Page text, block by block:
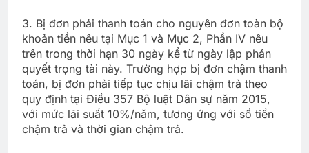
3. Bị đơn phải thanh toán cho nguyên đơn toàn bộ
khoản tiền nêu tại Mục 1 và Mục 2, Phần IV nêu
trên trong thời hạn 30 ngày kể từ ngày lập phán
quyết trọng tài này. Trường hợp bị đơn chậm thanh
toán, bị đơn phải tiếp tục chịu lãi chậm trả theo
quy định tại Điều 357 Bộ luật Dân sự năm 2015,
với mức lãi suất 10%/năm, tương ứng với số tiền
chậm trả và thời gian chậm trả.